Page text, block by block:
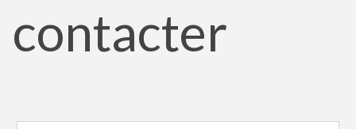
contacter